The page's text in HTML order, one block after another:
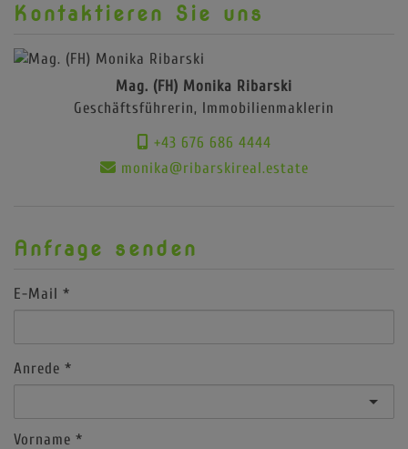
Kontaktieren Sie uns
Mag. (FH) Monika Ribarski
Geschäftsführerin, Immobilienmaklerin
+43 676 686 4444
monika@ribarskireal.estate
Anfrage senden
E-Mail
Anrede
Vorname